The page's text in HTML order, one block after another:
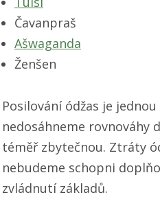
Čavanpraš
Ašwaganda
Ženšen
Posilování ódžas je
nedosáhneme rovnováhy
téměř zbytečnou. Ztráty
nebudeme schopni
zvládnutí základů.